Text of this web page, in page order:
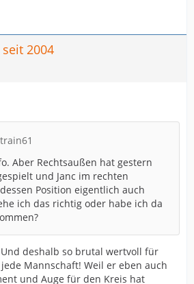
2004
Aber Rechtsaußen hat gestern
und Janc im rechten
Position eigentlich auch
ich das richtig oder habe ich da
deshalb so brutal wertvoll für
Mannschaft! Weil er eben auch
und Auge für den Kreis hat